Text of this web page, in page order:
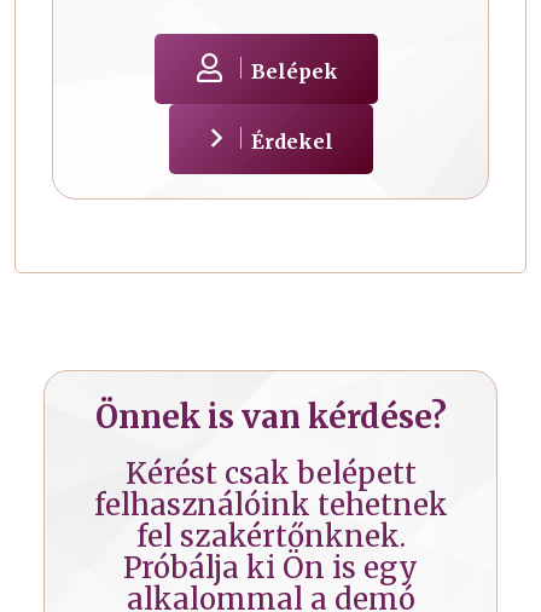
Belépek
Érdekel
Önnek is van kérdése?
Kérést csak belépett
felhasználóink tehetnek
fel szakértőnknek.
Próbálja ki Ön is egy
alkalommal a demó